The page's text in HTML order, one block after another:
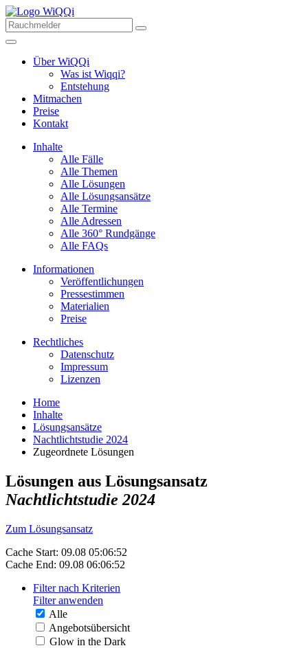
Über WiQQi
Was ist Wiqqi?
Entstehung
Mitmachen
Preise
Kontakt
Inhalte
Alle Fälle
Alle Themen
Alle Lösungen
Alle Lösungsansätze
Alle Termine
Alle Adressen
Alle 360° Rundgänge
Alle FAQs
Informationen
Veröffentlichungen
Pressestimmen
Materialien
Preise
Rechtliches
Datenschutz
Impressum
Lizenzen
Home
Inhalte
Lösungsansätze
Nachtlichtstudie 2024
Zugeordnete Lösungen
Lösungen aus Lösungsansatz
Nachtlichtstudie 2024
Zum Lösungsansatz
Cache Start: 09.08 05:06:52
Cache End: 09.08 06:06:52
Filter nach Kriterien
Filter anwenden
Alle
Angebotsübersicht
Glow in the Dark